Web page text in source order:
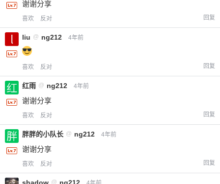
谢谢分享
喜欢 反对 回复
liu @ ng212 4年前
喜欢 反对 回复
红雨 @ ng212 4年前
谢谢分享
喜欢 反对 回复
胖胖的小队长 @ ng212 4年前
谢谢分享
喜欢 反对 回复
shadow @ ng212
您没有权限发布内容，请购买会员或者提升权
限。
忘记密码？